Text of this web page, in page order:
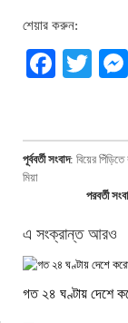
শেয়ার করুন:
পূর্ববর্তী সংবাদ: বিয়ের
মিয়া
পরবর্তী
এ সংক্রান্ত আরও
গত ২৪ ঘণ্টায় দেশে